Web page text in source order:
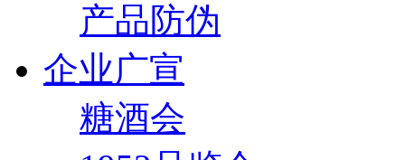
产品防伪
企业广宣
糖酒会